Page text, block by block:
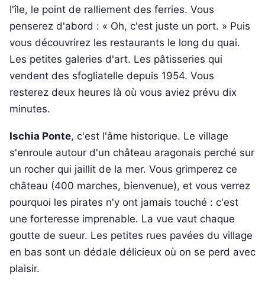
l'île, le point de ralliement des ferries. Vous
penserez d'abord : « Oh, c'est juste un port. » Puis
vous découvrirez les restaurants le long du quai.
Les petites galeries d'art. Les pâtisseries qui
vendent des sfogliatelle depuis 1954. Vous
resterez deux heures là où vous aviez prévu dix
minutes.
Ischia Ponte, c'est l'âme historique. Le village
s'enroule autour d'un château aragonais perché sur
un rocher qui jaillit de la mer. Vous grimperez ce
château (400 marches, bienvenue), et vous verrez
pourquoi les pirates n'y ont jamais touché : c'est
une forteresse imprenable. La vue vaut chaque
goutte de sueur. Les petites rues pavées du village
en bas sont un dédale délicieux où on se perd avec
plaisir.